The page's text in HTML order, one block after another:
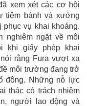
xem xét các cơ hội
tiệm bánh và xưởng
phục vụ khai khoáng.
nghiêm ngặt về môi
khi giấy phép khai
rằng Fura vượt xa
môi trường đang trở
đông. Những nỗ lực
thác có trách nhiệm
người lao động và